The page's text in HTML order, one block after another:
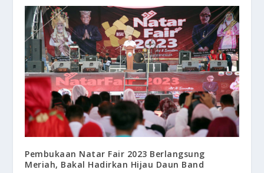
Pembukaan Natar Fair 2023 Berlangsung
Meriah, Bakal Hadirkan Hijau Daun Band